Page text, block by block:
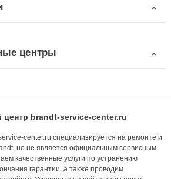
центры
brandt-service-center.ru
center.ru специализируется на ремонте и
но не является официальным сервисным
качественные услуги по устранению
гарантии, а также проводим